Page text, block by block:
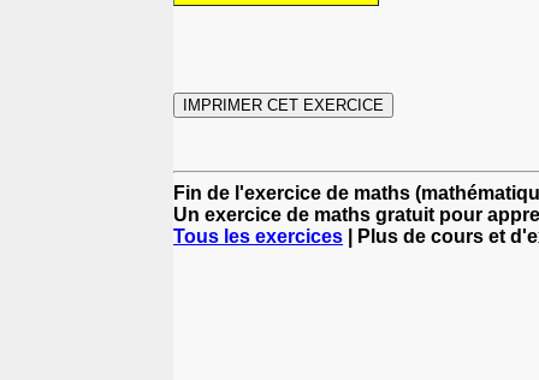
Fin de l'exercice de maths
Un exercice de maths gratuit pour
Tous les exercices | Plus de cours et